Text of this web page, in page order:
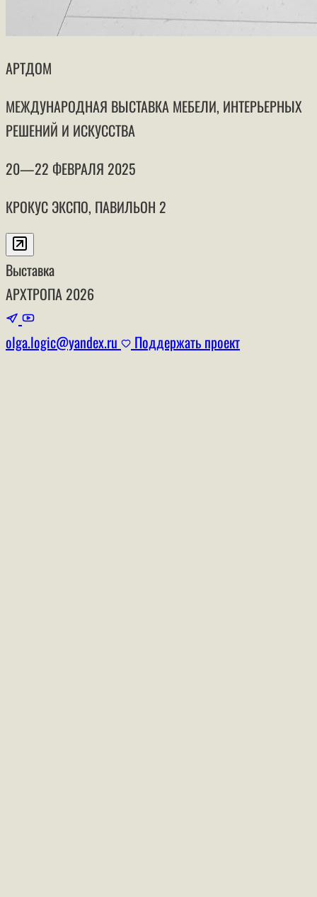
АРТДОМ
МЕЖДУНАРОДНАЯ ВЫСТАВКА МЕБЕЛИ, ИНТЕРЬЕРНЫХ
РЕШЕНИЙ И ИСКУССТВА
20—22 ФЕВРАЛЯ 2025
КРОКУС ЭКСПО, ПАВИЛЬОН 2
Выставка
АРХТРОПА 2026
olga.logic@yandex.ru Поддержать проект